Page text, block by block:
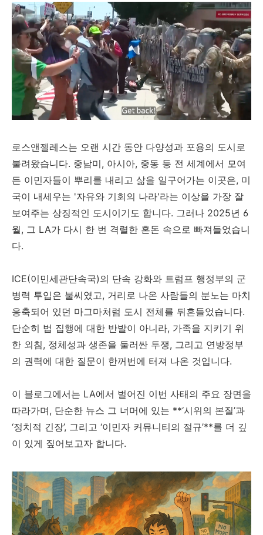
로스앤젤레스는 오랜 시간 동안 다양성과 포용의 도시로
불려왔습니다. 중남미, 아시아, 중동 등 전 세계에서 모여
든 이민자들이 뿌리를 내리고 삶을 일구어가는 이곳은, 미
국이 내세우는 '자유와 기회의 나라'라는 이상을 가장 잘
보여주는 상징적인 도시이기도 합니다. 그러나 2025년 6
월, 그 LA가 다시 한 번 격렬한 혼돈 속으로 빠져들었습니
다.
ICE(이민세관단속국)의 단속 강화와 트럼프 행정부의 군
병력 투입은 불씨였고, 거리로 나온 사람들의 분노는 마치
응축되어 있던 마그마처럼 도시 전체를 뒤흔들었습니다.
단순히 법 집행에 대한 반발이 아니라, 가족을 지키기 위
한 외침, 정체성과 생존을 둘러싼 투쟁, 그리고 연방정부
의 권력에 대한 질문이 한꺼번에 터져 나온 것입니다.
이 블로그에서는 LA에서 벌어진 이번 사태의 주요 장면을
따라가며, 단순한 뉴스 그 너머에 있는 **‘시위의 본질’과
‘정치적 긴장’, 그리고 ‘이민자 커뮤니티의 절규’**를 더 깊
이 있게 짚어보고자 합니다.